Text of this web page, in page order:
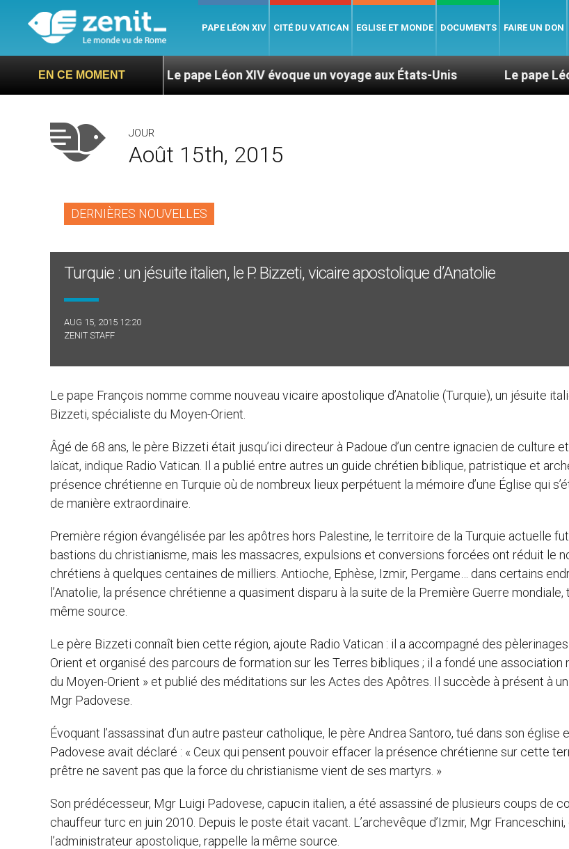
PAPE LÉON XIV CITÉ DU VATICAN EGLISE ET MONDE DOCUMENTS FAIRE UN DON
EN CE MOMENT
Langa Le pape Léon XIV évoque un voyage aux États-Unis Le pape Léon XIV se
JOUR
Août 15th, 2015
DERNIÈRES NOUVELLES
Turquie : un jésuite italien, le P. Bizzeti, vicaire apostolique d’Anatolie
AUG 15, 2015 12:20
ZENIT STAFF
Le pape François nomme comme nouveau vicaire apostolique d’Anatolie (Turquie), un jésuite
Bizzeti, spécialiste du Moyen-Orient.
Âgé de 68 ans, le père Bizzeti était jusqu’ici directeur à Padoue d’un centre ignacien de culture
laïcat, indique Radio Vatican. Il a publié entre autres un guide chrétien biblique, patristique et
présence chrétienne en Turquie où de nombreux lieux perpétuent la mémoire d’une Église qui
de manière extraordinaire.
Première région évangélisée par les apôtres hors Palestine, le territoire de la Turquie actuelle fut
bastions du christianisme, mais les massacres, expulsions et conversions forcées ont réduit le
chrétiens à quelques centaines de milliers. Antioche, Ephèse, Izmir, Pergame… dans certains
l’Anatolie, la présence chrétienne a quasiment disparu à la suite de la Première Guerre mondiale,
même source.
Le père Bizzeti connaît bien cette région, ajoute Radio Vatican : il a accompagné des
Orient et organisé des parcours de formation sur les Terres bibliques ; il a fondé une association
du Moyen-Orient » et publié des méditations sur les Actes des Apôtres. Il succède à présent à
Mgr Padovese.
Évoquant l’assassinat d’un autre pasteur catholique, le père Andrea Santoro, tué dans son église
Padovese avait déclaré : « Ceux qui pensent pouvoir effacer la présence chrétienne sur cette
prêtre ne savent pas que la force du christianisme vient de ses martyrs. »
Son prédécesseur, Mgr Luigi Padovese, capucin italien, a été assassiné de plusieurs coups de
chauffeur turc en juin 2010. Depuis le poste était vacant. L’archevêque d’Izmir, Mgr
l’administrateur apostolique, rappelle la même source.